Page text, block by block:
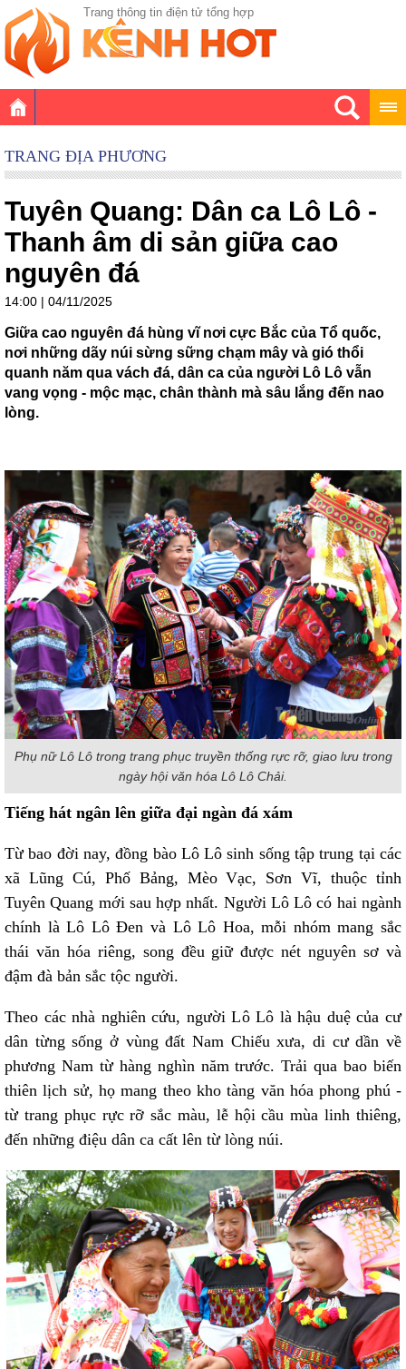
Trang thông tin điện tử tổng hợp
TRANG ĐỊA PHƯƠNG
Tuyên Quang: Dân ca Lô Lô -
Thanh âm di sản giữa cao
nguyên đá
14:00 | 04/11/2025
Giữa cao nguyên đá hùng vĩ nơi cực Bắc của Tổ quốc,
nơi những dãy núi sừng sững chạm mây và gió thổi
quanh năm qua vách đá, dân ca của người Lô Lô vẫn
vang vọng - mộc mạc, chân thành mà sâu lắng đến nao
lòng.
Phụ nữ Lô Lô trong trang phục truyền thống rực rỡ, giao lưu trong
ngày hội văn hóa Lô Lô Chải.
Tiếng hát ngân lên giữa đại ngàn đá xám
Từ bao đời nay, đồng bào Lô Lô sinh sống tập trung tại các
xã Lũng Cú, Phố Bảng, Mèo Vạc, Sơn Vĩ, thuộc tỉnh
Tuyên Quang mới sau hợp nhất. Người Lô Lô có hai ngành
chính là Lô Lô Đen và Lô Lô Hoa, mỗi nhóm mang sắc
thái văn hóa riêng, song đều giữ được nét nguyên sơ và
đậm đà bản sắc tộc người.
Theo các nhà nghiên cứu, người Lô Lô là hậu duệ của cư
dân từng sống ở vùng đất Nam Chiếu xưa, di cư dần về
phương Nam từ hàng nghìn năm trước. Trải qua bao biến
thiên lịch sử, họ mang theo kho tàng văn hóa phong phú -
từ trang phục rực rỡ sắc màu, lễ hội cầu mùa linh thiêng,
đến những điệu dân ca cất lên từ lòng núi.